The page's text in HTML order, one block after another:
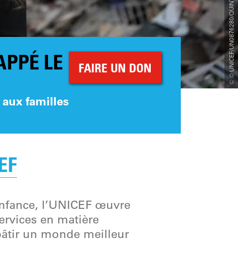
© © UNICEF/UN0876280/QUINTERO/AFP
LE
aux familles
FAIRE UN DON
l’UNICEF œuvre
en matière
un monde meilleur